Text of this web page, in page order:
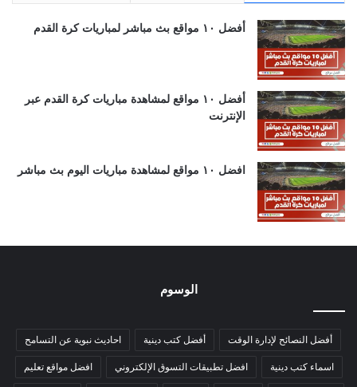
أفضل ١٠ مواقع بث مباشر لمباريات كرة القدم
أفضل ١٠ مواقع لمشاهدة مباريات كرة القدم عبر
الإنترنت
افضل ١٠ مواقع لمشاهدة مباريات اليوم بث مباشر
الوسوم
أفضل النصائح لإدارة الوقت أفضل كتب دينية احاديث نبوية عن التسامح
اسماء كتب دينية افضل تطبيقات التسوق الإلكتروني افضل مواقع تعليم